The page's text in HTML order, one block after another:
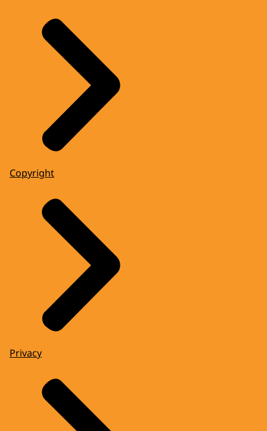
Copyright
Privacy